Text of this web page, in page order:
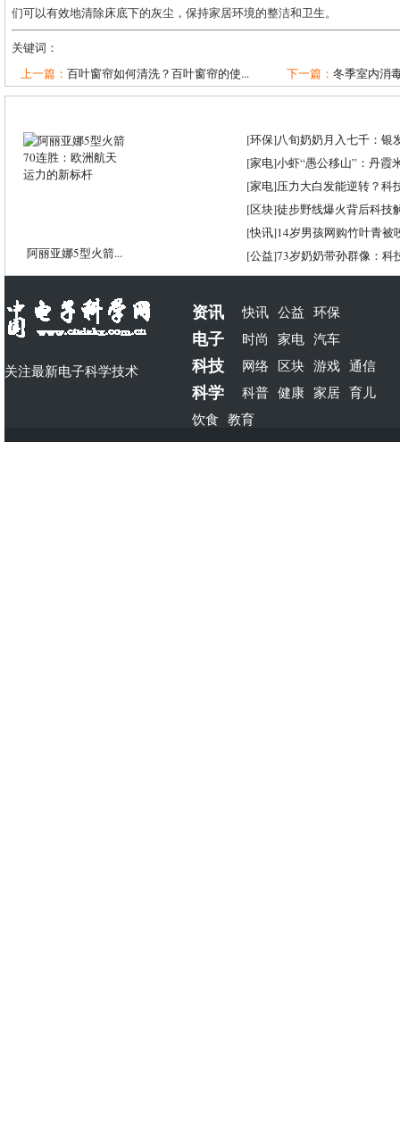
们可以有效地清除床底下的灰尘，保持家居环境的整洁和卫生。
关键词：
上一篇： 百叶窗帘如何清洗？百叶窗帘的使... 下一篇： 冬季室内消
阿丽亚娜5型火箭...
[环保]八旬奶奶月入七千：银
[家电]小虾“愚公移山”：丹霞
[家电]压力大白发能逆转？科
[区块]徒步野线爆火背后科技
[快讯]14岁男孩网购竹叶青被
[公益]73岁奶奶带孙群像：科
关注最新电子科学技术
资讯 快讯 公益 环保
电子 时尚 家电 汽车
科技 网络 区块 游戏 通信
科学 科普 健康 家居 育儿
饮食 教育